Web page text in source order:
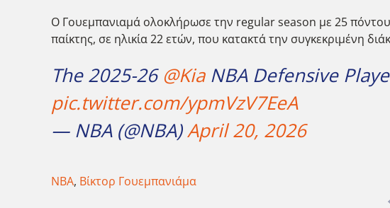
Ο Γουεμπανιαμά ολοκλήρωσε την regular season με 25
παίκτης, σε ηλικία 22 ετών, που κατακτά την συγκεκριμένη
The 2025-26 @KiaNBA Defensive
pic.twitter.com/ypmVzV7EeA
— NBA (@NBA)April 20, 2026
ΝΒΑ, Βίκτορ Γουεμπανιάμα